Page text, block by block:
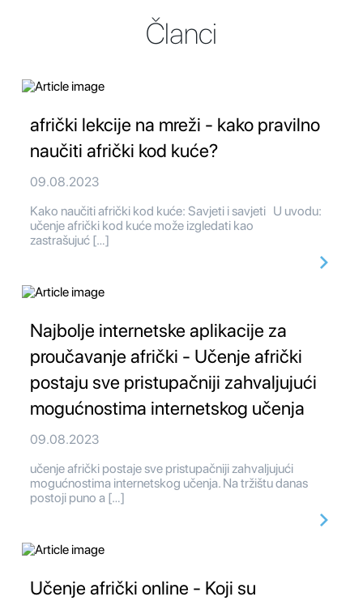
Članci
afrički lekcije na mreži - kako pravilno
naučiti afrički kod kuće?
09.08.2023
Kako naučiti afrički kod kuće: Savjeti i savjeti U uvodu:
učenje afrički kod kuće može izgledati kao
zastrašujuć […]
Najbolje internetske aplikacije za
proučavanje afrički - Učenje afrički
postaju sve pristupačniji zahvaljujući
mogućnostima internetskog učenja
09.08.2023
učenje afrički postaje sve pristupačniji zahvaljujući
mogućnostima internetskog učenja. Na tržištu danas
postoji puno a […]
Učenje afrički online - Koji su